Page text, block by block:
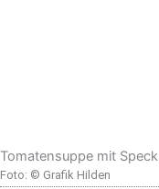
Tomatensuppe mit Speck
Foto: © Grafik Hilden